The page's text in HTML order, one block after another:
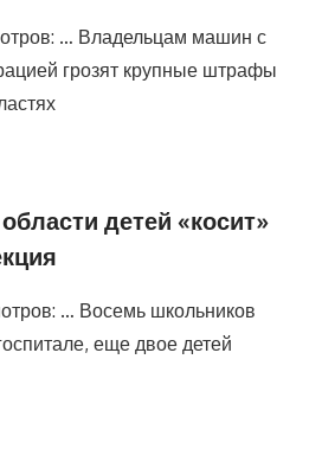
… Владельцам машин с
грозят крупные штрафы
детей «косит»
… Восемь школьников
еще двое детей